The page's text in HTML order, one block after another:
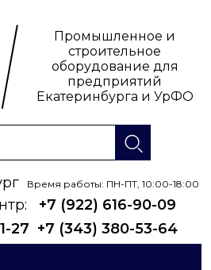
Промышленное и
строительное
оборудование для
предприятий
Екатеринбурга и УрФО
Время работы: ПН-ПТ, 10:00-18:00
+7 (922) 616-90-09
27 +7 (343) 380-53-64